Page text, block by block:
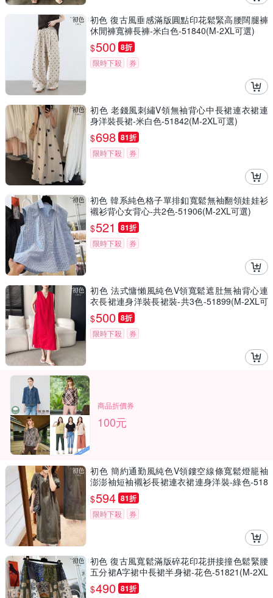
初色 復古風垂感滿版圓點印花鬆緊高腰闊腿褲
休閒褲寬褲長褲-米白色-51840(M-2XL可選)
$500 8折
限時下殺 券
初色 老錢風刺繡V領無袖背心中長裙連衣裙連
身洋裝長裙-米白色-51842(M-2XL可選)
$698 81折
限時下殺 券
初色 韓系純色格子單排釦寬鬆無袖翻領娃娃衫
襯衫背心女背心-共2色-51906(M-2XL可選)
$521 81折
限時下殺 券
初色 法式慵懶風純色V領寬鬆遮肚無袖背心連
衣長裙連身洋裝長裙裝-共3色-51899(M-2XL可
選)
$500 8折
限時下殺 券
商品折價券
100元
初色 簡約通勤風純色V領鏤空線條寬鬆燈籠袖
澎澎袖短袖襯衫長裙連衣裙連身洋裝-綠色-518
41(M-2XL可選)
$594 81折
限時下殺 券
初色 復古風寬鬆滿版碎花印花拼接撞色鬆緊腰
五分裙A字裙中長裙半身裙-花色-51821(M-2XL
可選)
$490 81折